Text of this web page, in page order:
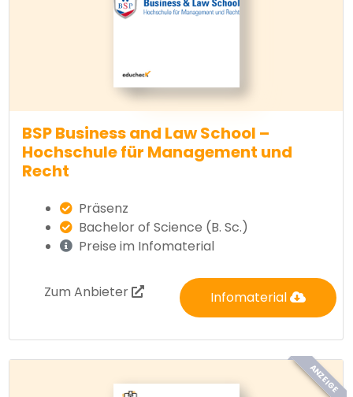
BSP Business and Law School –
Hochschule für Management und
Recht
Präsenz
Bachelor of Science (B. Sc.)
Preise im Infomaterial
Zum Anbieter Infomaterial
ANZEIGE